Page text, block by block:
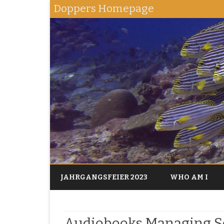
Doppers Homepage
JAHRGANGSFEIER 2023 WHO AM I